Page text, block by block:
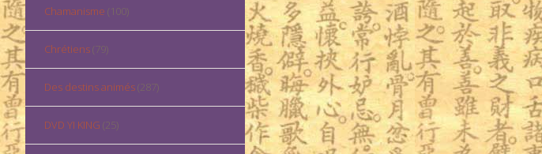
Chamanisme (100)
Chrétiens(79)
Des destins animés(287)
DVD YI KING (25)